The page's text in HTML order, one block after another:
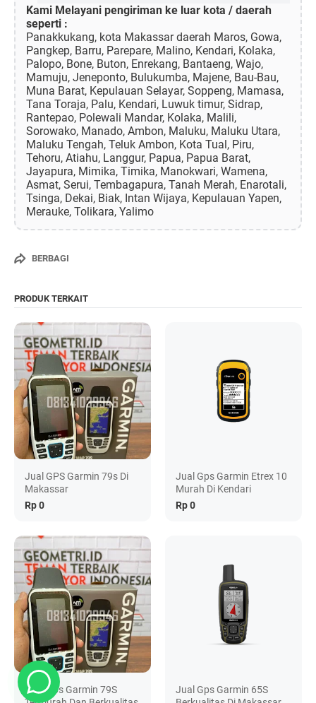
Kami Melayani pengiriman ke luar kota / daerah
seperti :
Panakkukang, kota Makassar daerah Maros, Gowa,
Pangkep, Barru, Parepare, Malino, Kendari, Kolaka,
Palopo, Bone, Buton, Enrekang, Bantaeng, Wajo,
Mamuju, Jeneponto, Bulukumba, Majene, Bau-Bau,
Muna Barat, Kepulauan Selayar, Soppeng, Mamasa,
Tana Toraja, Palu, Kendari, Luwuk timur, Sidrap,
Rantepao, Polewali Mandar, Kolaka, Malili,
Sorowako, Manado, Ambon, Maluku, Maluku Utara,
Maluku Tengah, Teluk Ambon, Kota Tual, Piru,
Tehoru, Atiahu, Langgur, Papua, Papua Barat,
Jayapura, Mimika, Timika, Manokwari, Wamena,
Asmat, Serui, Tembagapura, Tanah Merah, Enarotali,
Tsinga, Dekai, Biak, Intan Wijaya, Kepulauan Yapen,
Merauke, Tolikara, Yalimo
BERBAGI
PRODUK TERKAIT
Jual GPS Garmin 79s Di
Makassar
Rp 0
Jual Gps Garmin Etrex 10
Murah Di Kendari
Rp 0
Jual Gps Garmin 79S
Jual Gps Garmin 65S